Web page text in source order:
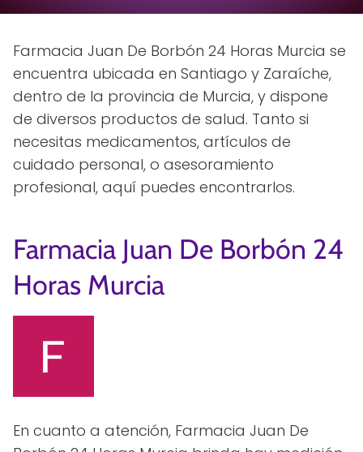
Farmacia Juan De Borbón 24 Horas Murcia se
encuentra ubicada en Santiago y Zaraíche,
dentro de la provincia de Murcia, y dispone
de diversos productos de salud. Tanto si
necesitas medicamentos, artículos de
cuidado personal, o asesoramiento
profesional, aquí puedes encontrarlos.
Farmacia Juan De Borbón 24
Horas Murcia
En cuanto a atención, Farmacia Juan De